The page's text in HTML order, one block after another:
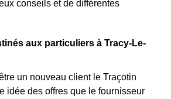
conseils et de différentes
aux particuliers à Tracy-Le-
un nouveau client le Traçotin
idée des offres que le fournisseur